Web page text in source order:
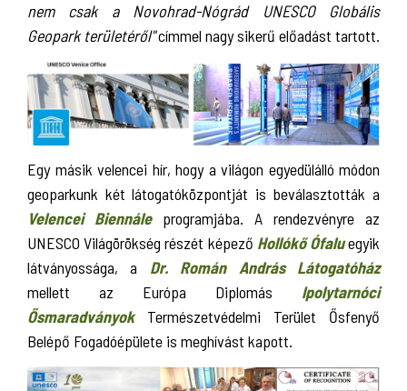
nem csak a Novohrad-Nógrád UNESCO Globális
Geopark területéről"címmel nagy sikerű előadást tartott.
Egy másik velencei hír, hogy a világon egyedülálló módon
geoparkunk két látogatóközpontját is beválasztották a
Velencei Biennáleprogramjába. A rendezvényre az
UNESCO Világörökség részét képező Hollókő Ófaluegyik
látványossága, a Dr. Román András Látogatóház
mellett az Európa Diplomás Ipolytarnóci
ŐsmaradványokTermészetvédelmi Terület Ősfenyő
Belépő Fogadóépülete is meghívást kapott.